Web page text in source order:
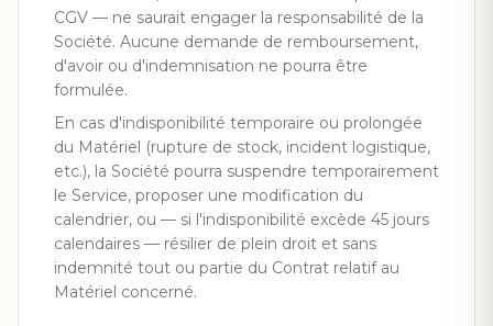
CGV — ne saurait engager la responsabilité de la
Société. Aucune demande de remboursement,
d'avoir ou d'indemnisation ne pourra être
formulée.
En cas d'indisponibilité temporaire ou prolongée
du Matériel (rupture de stock, incident logistique,
etc.), la Société pourra suspendre temporairement
le Service, proposer une modification du
calendrier, ou — si l'indisponibilité excède 45 jours
calendaires — résilier de plein droit et sans
indemnité tout ou partie du Contrat relatif au
Matériel concerné.